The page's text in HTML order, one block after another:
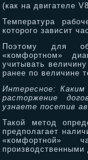
(как на двигателе
Температура
которого зависит
Поэтому для
«комфортном»
учитывать
ранее по величине
Интересное: Каким
расторжение
узнаете посетив
Такой метод
предполагает
«комфортной»
производственными